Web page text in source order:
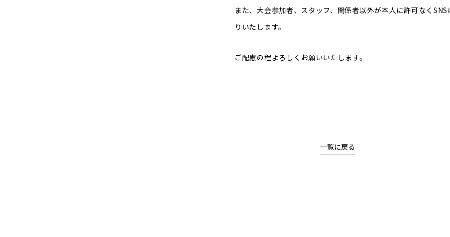
また、大会参加者、スタッフ、関係者以外が本人に許可なく
りいたします。
ご配慮の程よろしくお願いいたします。
一覧に戻る